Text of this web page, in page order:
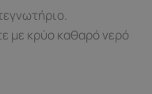
με κρύο καθαρό νερό